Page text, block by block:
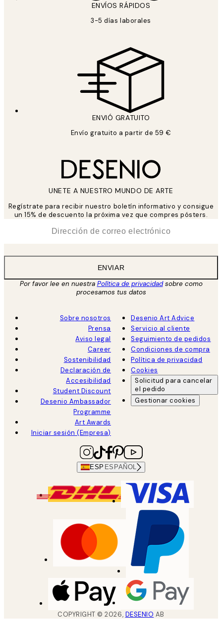
ENVÍOS RÁPIDOS
3-5 días laborales
ENVIÓ GRATUITO
Envío gratuito a partir de 59 €
UNETE A NUESTRO MUNDO DE ARTE
Regístrate para recibir nuestro boletín informativo y consigue
un 15% de descuento la próxima vez que compres pósters.
ENVIAR
Por favor lee en nuestra Política de privacidadsobre como
procesamos tus datos
Sobre nosotros
Prensa
Aviso legal
Career
Sostenibilidad
Declaración de
Accesibilidad
Student Discount
Desenio Ambassador
Programme
Art Awards
Iniciar sesión (Empresa)
Desenio Art Advice
Servicio al cliente
Seguimiento de pedidos
Condiciones de compra
Política de privacidad
Cookies
Solicitud para cancelar
el pedido
Gestionar cookies
ESP ESPAÑOL
COPYRIGHT ©2026, DESENIO AB